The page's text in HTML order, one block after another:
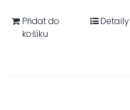
Přidat do
košíku
Detaily